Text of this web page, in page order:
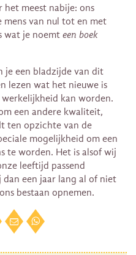
het meest nabije: ons
mens van nul tot en met
wat je noemt een boek
je een bladzijde van dit
lezen wat het nieuwe is
kan worden.
een andere kwaliteit,
ten opzichte van de
mogelijkheid om een
te worden. Het is alsof wij
leeftijd passend
een jaar lang al of niet
bestaan opnemen.